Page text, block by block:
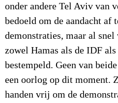
onder andere Tel Aviv van
bedoeld om de aandacht af
demonstraties, maar al snel
zowel Hamas als de IDF
bestempeld. Geen van
een oorlog op dit moment.
handen vrij om de